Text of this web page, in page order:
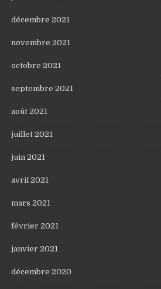
décembre 2021
novembre 2021
octobre 2021
septembre 2021
août 2021
juillet 2021
juin 2021
avril 2021
mars 2021
février 2021
janvier 2021
décembre 2020